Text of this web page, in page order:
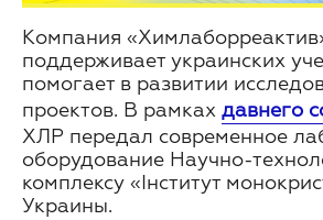
Компания
поддерживает украинских
помогает в развитии
проектов. В рамках давнего
ХЛР передал современное
оборудование Научно-
комплексу «Інститут
Украины.